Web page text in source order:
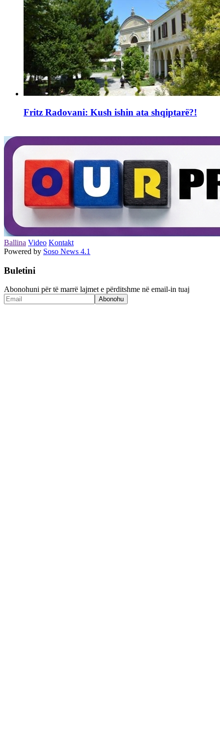
Fritz Radovani: Kush ishin ata shqiptarë?!
Ballina Video Kontakt
Powered by Soso News 4.1
Buletini
Abonohuni për të marrë lajmet e përditshme në email-in tuaj
Abonohu